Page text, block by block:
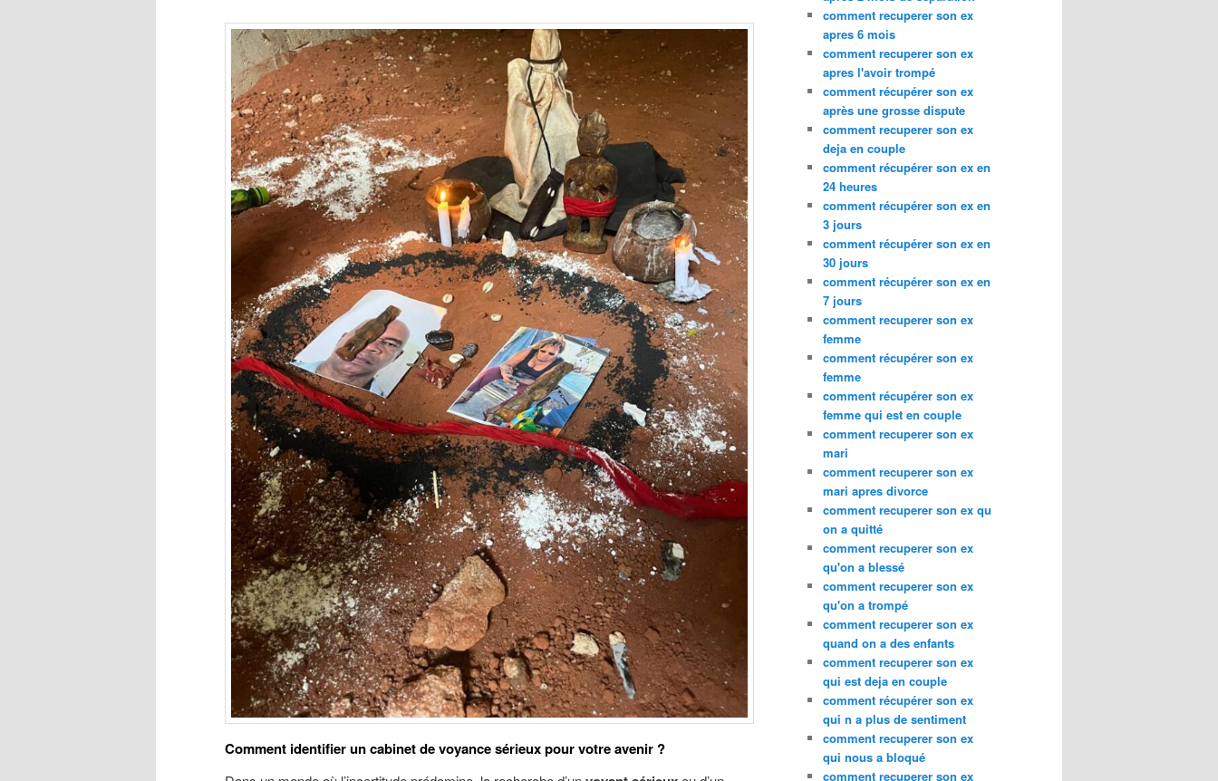
Comment identifier un cabinet de voyance sérieux pour votre avenir ?
comment recuperer son ex
apres 6 mois
comment recuperer son ex
apres l'avoir trompé
comment récupérer son ex
après une grosse dispute
comment recuperer son ex
deja en couple
comment récupérer son ex en
24 heures
comment récupérer son ex en
3 jours
comment récupérer son ex en
30 jours
comment récupérer son ex en
7 jours
comment recuperer son ex
femme
comment récupérer son ex
femme
comment récupérer son ex
femme qui est en couple
comment recuperer son ex
mari
comment recuperer son ex
mari apres divorce
comment recuperer son ex qu
on a quitté
comment recuperer son ex
qu'on a blessé
comment recuperer son ex
qu'on a trompé
comment recuperer son ex
quand on a des enfants
comment recuperer son ex
qui est deja en couple
comment récupérer son ex
qui n a plus de sentiment
comment recuperer son ex
qui nous a bloqué
comment recuperer son ex